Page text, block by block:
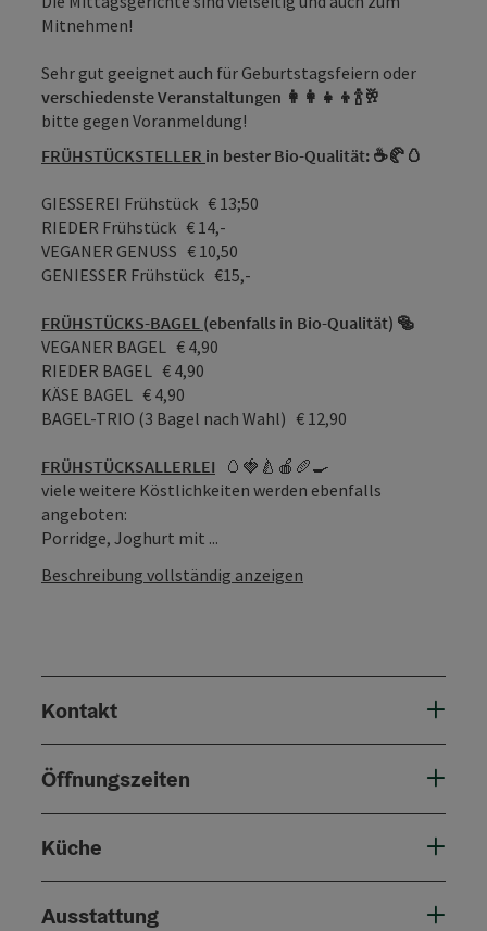
Mitnehmen!
Sehr gut geeignet auch für Geburtstagsfeiern oder
verschiedenste Veranstaltungen 👩👩👧👦🍾🥂
bitte gegen Voranmeldung!
FRÜHSTÜCKSTELLER in bester Bio-Qualität: ☕🥐🥚
GIESSEREI Frühstück € 13;50
RIEDER Frühstück € 14,-
VEGANER GENUSS € 10,50
GENIESSER Frühstück €15,-
FRÜHSTÜCKS-BAGEL (ebenfalls in Bio-Qualität) 🥯
VEGANER BAGEL € 4,90
RIEDER BAGEL € 4,90
KÄSE BAGEL € 4,90
BAGEL-TRIO (3 Bagel nach Wahl) € 12,90
FRÜHSTÜCKSALLERLEI 🥚🍓🍐🍎🥖🍳
viele weitere Köstlichkeiten werden ebenfalls
angeboten:
Porridge, Joghurt mit ...
Beschreibung vollständig anzeigen
Kontakt
Öffnungszeiten
Küche
Ausstattung